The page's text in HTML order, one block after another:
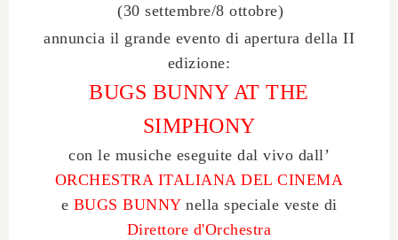
(30 settembre/8 ottobre)
annuncia il grande evento di apertura della II
edizione:
BUGS BUNNY AT THE
SIMPHONY
con le musiche eseguite dal vivo dall’
ORCHESTRA ITALIANA DEL CINEMA
e BUGS BUNNYnella speciale veste di
Direttore d'Orchestra